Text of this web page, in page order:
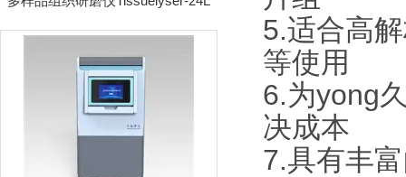
5.适合高
等使用
6.为yong
决成本
7.具有丰